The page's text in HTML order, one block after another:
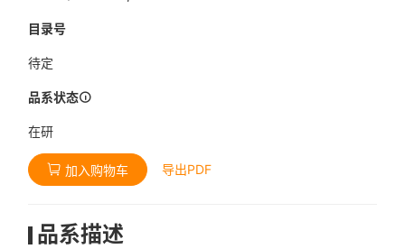
目录号
待定
品系状态
在研
加入购物车 导出PDF
品系描述